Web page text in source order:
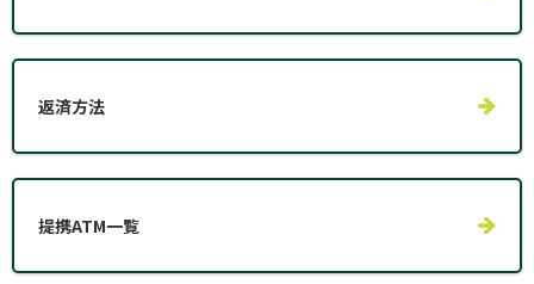
返済方法
提携ATM一覧